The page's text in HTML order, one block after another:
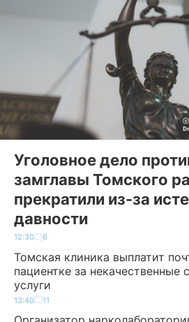
Уголовное дело
замглавы Томского
прекратили из-за
давности
12:30 6
Томская клиника выплатит
пациентке за некачественные
услуги
13:40 11